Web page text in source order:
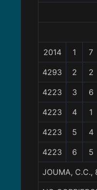
2014 1 7
4293 2 2
4223 3 6
4223 4 1
4223 5 4
4223 6 5
JOUMA, C.C.,